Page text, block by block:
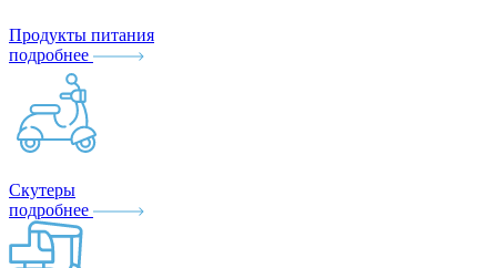
Продукты питания
подробнее
Скутеры
подробнее